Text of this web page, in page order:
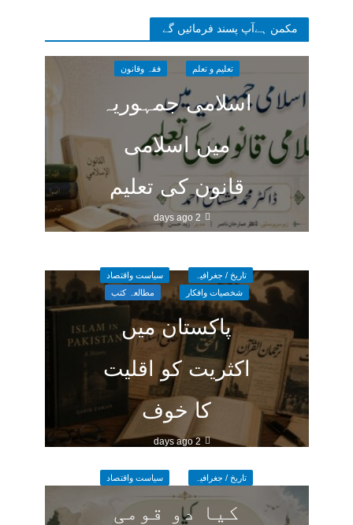
مکمن ہےآپ پسند فرمائیں گے
تعلیم و تعلم فقہ وقانون
اسلامی جمہوریہ
میں اسلامی
قانون کی تعلیم
2 days ago
تاریخ / جغرافیہ
سیاست واقتصاد
شخصیات وافکار
مطالعہ کتب
پاکستان میں
اکثریت کو اقلیت
کا خوف
2 days ago
تاریخ / جغرافیہ سیاست واقتصاد
کیا دو قومی